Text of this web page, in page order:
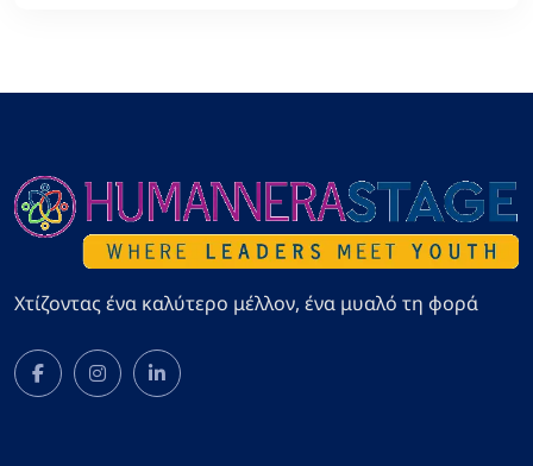
Χτίζοντας ένα καλύτερο μέλλον, ένα μυαλό τη φορά